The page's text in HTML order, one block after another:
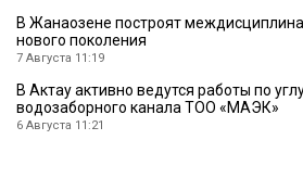
В Жанаозене построят
нового поколения
7 Августа 11:19
В Актау активно ведутся работы по
водозаборного канала ТОО «МАЭК»
6 Августа 11:21